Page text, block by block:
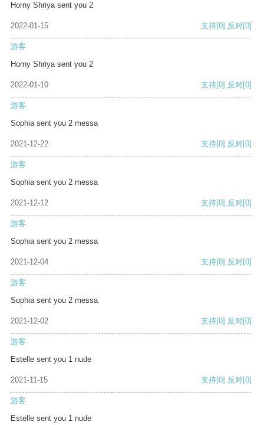
Horny Shriya sent you 2
2022-01-15 支持[0] 反对[0]
游客
Horny Shriya sent you 2
2022-01-10 支持[0] 反对[0]
游客
Sophia sent you 2 messa
2021-12-22 支持[0] 反对[0]
游客
Sophia sent you 2 messa
2021-12-12 支持[0] 反对[0]
游客
Sophia sent you 2 messa
2021-12-04 支持[0] 反对[0]
游客
Sophia sent you 2 messa
2021-12-02 支持[0] 反对[0]
游客
Estelle sent you 1 nude
2021-11-15 支持[0] 反对[0]
游客
Estelle sent you 1 nude